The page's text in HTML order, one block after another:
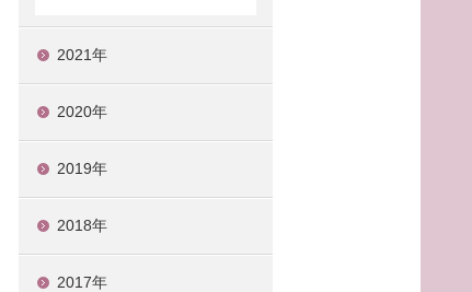
2021年
2020年
2019年
2018年
2017年